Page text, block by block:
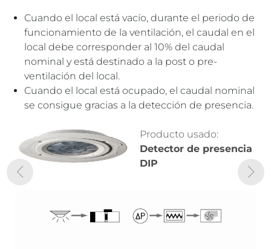
Cuando el local está vacío, durante el periodo de
funcionamiento de la ventilación, el caudal en el
local debe corresponder al 10% del caudal
nominal y está destinado a la post o pre-
ventilación del local.
Cuando el local está ocupado, el caudal nominal
se consigue gracias a la detección de presencia.
Producto usado:
Detector de presencia
DIP
Cuando el local está vacío, el caudal
corresponde al 10% del caudal nominal, como
para el sistema de ventilación “todo o poco”.
Con una ocupación variable, el caudal de
renovación de aire se ajusta al número de
personas según el nivel de dioxido de carbono
(CO2).
caudal nominal.
Producto usado:
Detector de presencia